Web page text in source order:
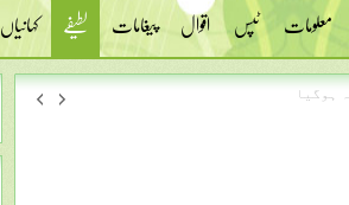
معلومات ٹپس اقوال پیغامات لطیفے کہانیاں
ہوگیا